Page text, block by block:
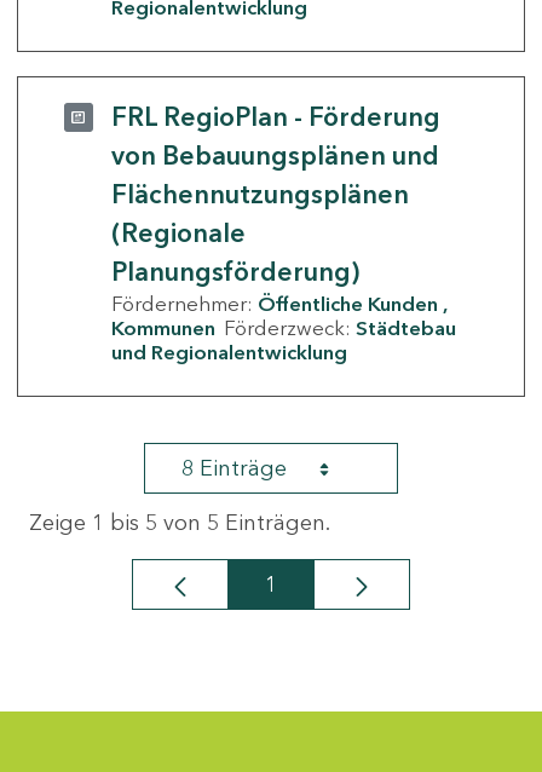
Regionalentwicklung
FRL RegioPlan - Förderung
von Bebauungsplänen und
Flächennutzungsplänen
(Regionale
Planungsförderung)
Fördernehmer: Öffentliche Kunden
Kommunen Förderzweck: Städtebau
und Regionalentwicklung
8 Einträge
Zeige 1 bis 5 von 5 Einträgen.
Seite
1